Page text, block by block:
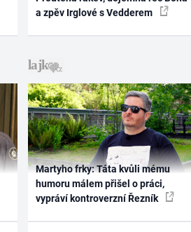
a zpěv Irglové s Vedderem
Martyho frky: Táta kvůli mému
humoru málem přišel o práci,
vypráví kontroverzní Řezník